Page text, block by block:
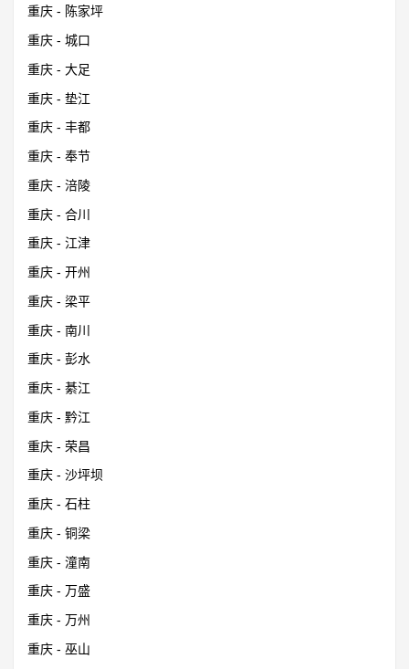
重庆 - 陈家坪
重庆 - 城口
重庆 - 大足
重庆 - 垫江
重庆 - 丰都
重庆 - 奉节
重庆 - 涪陵
重庆 - 合川
重庆 - 江津
重庆 - 开州
重庆 - 梁平
重庆 - 南川
重庆 - 彭水
重庆 - 綦江
重庆 - 黔江
重庆 - 荣昌
重庆 - 沙坪坝
重庆 - 石柱
重庆 - 铜梁
重庆 - 潼南
重庆 - 万盛
重庆 - 万州
重庆 - 巫山